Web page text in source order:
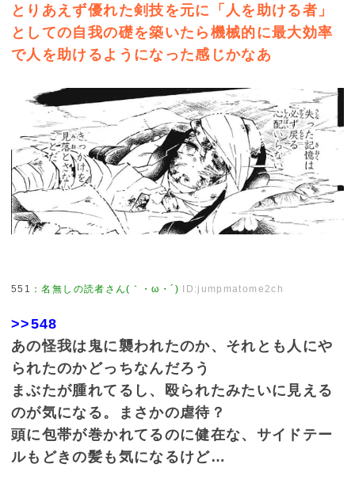
とりあえず優れた剣技を元に「人を助ける者」
としての自我の礎を築いたら機械的に最大効率
で人を助けるようになった感じかなあ
551 ：名無しの読者さん(｀・ω・´) ID:jumpmatome2ch
>>548
あの怪我は鬼に襲われたのか、それとも人にや
られたのかどっちなんだろう
まぶたが腫れてるし、殴られたみたいに見える
のが気になる。まさかの虐待？
頭に包帯が巻かれてるのに健在な、サイドテー
ルもどきの髪も気になるけど…